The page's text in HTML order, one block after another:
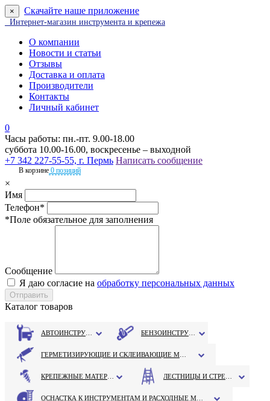
× Скачайте наше приложение
Интернет-магазин инструмента и крепежа
О компании
Новости и статьи
Отзывы
Доставка и оплата
Производители
Контакты
Личный кабинет
0
Часы работы: пн.-пт. 9.00-18.00
суббота 10.00-16.00, воскресенье – выходной
+7 342 227-55-55, г. Пермь Написать сообщение
В корзине 0 позиций
×
Имя
Телефон*
*Поле обязательное для заполнения
Сообщение
Я даю согласие на обработку персональных данных
Каталог товаров